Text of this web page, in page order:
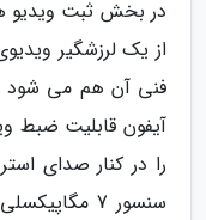
از یک لرزشگیر
فنی آن هم می شود
را در کنار صدای
سنسور 7